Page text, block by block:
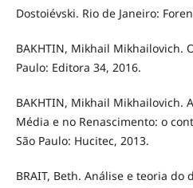
Dostoiévski. Rio de Janeiro:
BAKHTIN, Mikhail Mikhailovich.
Paulo: Editora 34, 2016.
BAKHTIN, Mikhail Mikhailovich.
Média e no Renascimento: o
São Paulo: Hucitec, 2013.
BRAIT, Beth. Análise e teoria do